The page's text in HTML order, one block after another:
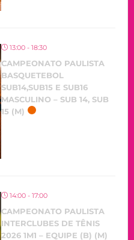
13:00 - 18:30
CAMPEONATO PAULISTA
BASQUETEBOL
SUB14,SUB15 E SUB16
MASCULINO – SUB 14, SUB
15 (M)
14:00 - 17:00
CAMPEONATO PAULISTA
INTERCLUBES DE TÊNIS
2026 1M1 – EQUIPE (B) (M)